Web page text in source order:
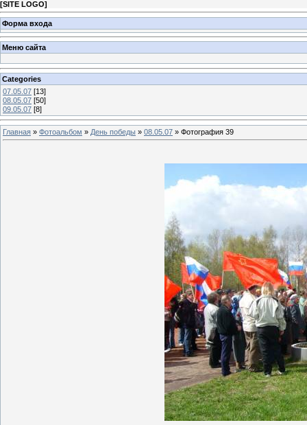
[SITE LOGO]
Форма входа
Меню сайта
Categories
07.05.07 [13]
08.05.07 [50]
09.05.07 [8]
Главная » Фотоальбом » День победы » 08.05.07 » Фотография 39